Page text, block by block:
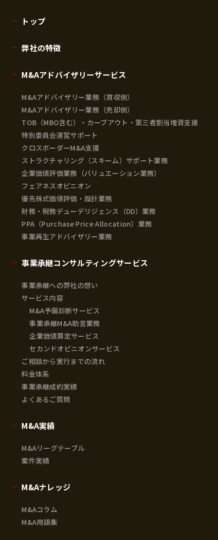
トップ
弊社の特徴
M&Aアドバイザリーサービス
M&Aアドバイザリー業務（買収側）
M&Aアドバイザリー業務（売却側）
TOB（MBO含む）・カーブアウト・第三者割当増資支援
特別委員会運営サポート
クロスボーダーM&A支援
ストラクチャリング（スキーム）サポート業務
企業価値評価業務（バリュエーション業務）
フェアネスオピニオン
優先株式価値評価・設計業務
財務・税務デューデリジェンス（DD）業務
PPA（Purchase Price Allocation）業務
事業再生アドバイザリー業務
事業承継コンサルティングサービス
事業承継への弊社の想い
サービス内容
M&A予備診断サービス
事業承継M&A助言業務
企業価値算定サービス
セカンドオピニオンサービス
ご相談から実行までの流れ
料金体系
事業承継成約実績
よくあるご質問
M&A実績
M&Aリーグテーブル
案件実績
M&Aナレッジ
M&Aコラム
M&A用語集